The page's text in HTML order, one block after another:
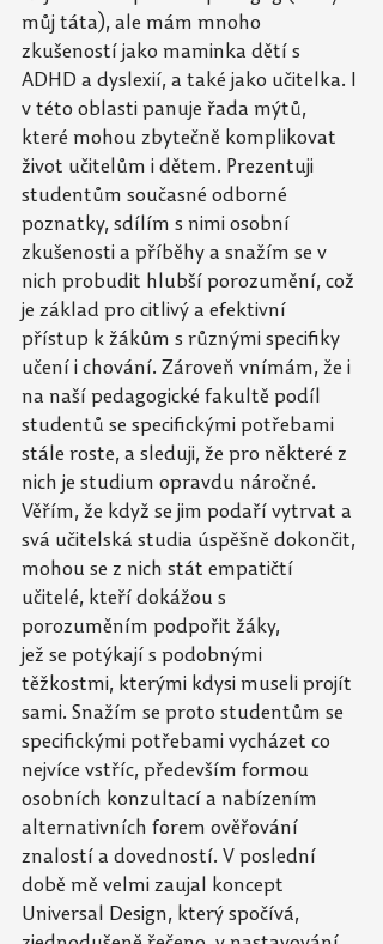
můj táta), ale mám mnoho
zkušeností jako maminka dětí s
ADHD a dyslexií, a také jako učitelka. I
v této oblasti panuje řada mýtů,
které mohou zbytečně komplikovat
život učitelům i dětem. Prezentuji
studentům současné odborné
poznatky, sdílím s nimi osobní
zkušenosti a příběhy a snažím se v
nich probudit hlubší porozumění, což
je základ pro citlivý a efektivní
přístup k žákům s různými specifiky
učení i chování. Zároveň vnímám, že i
na naší pedagogické fakultě podíl
studentů se specifickými potřebami
stále roste, a sleduji, že pro některé z
nich je studium opravdu náročné.
Věřím, že když se jim podaří vytrvat a
svá učitelská studia úspěšně dokončit,
mohou se z nich stát empatičtí
učitelé, kteří dokážou s
porozuměním podpořit žáky,
jež se potýkají s podobnými
těžkostmi, kterými kdysi museli projít
sami. Snažím se proto studentům se
specifickými potřebami vycházet co
nejvíce vstříc, především formou
osobních konzultací a nabízením
alternativních forem ověřování
znalostí a dovedností. V poslední
době mě velmi zaujal koncept
Universal Design, který spočívá,